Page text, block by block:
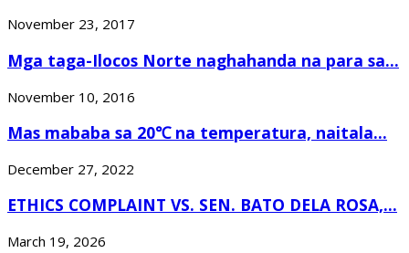
November 23, 2017
Mga taga-Ilocos Norte naghahanda na para sa...
November 10, 2016
Mas mababa sa 20℃ na temperatura, naitala...
December 27, 2022
ETHICS COMPLAINT VS. SEN. BATO DELA ROSA,...
March 19, 2026